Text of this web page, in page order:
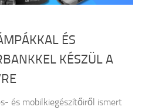
ÉS
KÉSZÜL A
és mobilkiegészítőiről ismert